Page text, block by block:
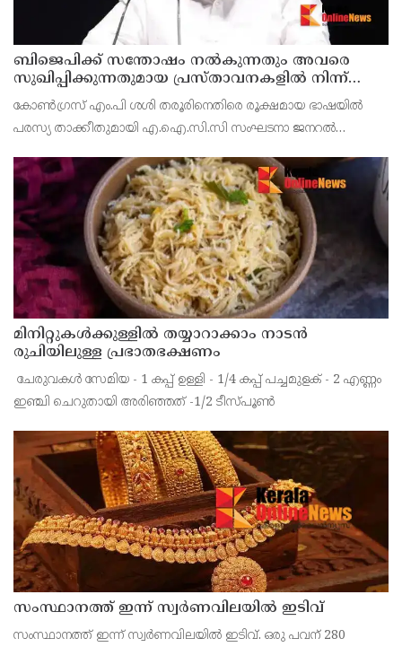
ബിജെപിക്ക് സന്തോഷം നൽകുന്നതും അവരെ
സുഖിപ്പിക്കുന്നതുമായ പ്രസ്താവനകളിൽ നിന്ന്
കോൺഗ്രസ് നേതാക്കൾ ഒഴിഞ്ഞുമാറണം ; ശശി
തരൂരിനെതിരെ കെ.സി. വേണുഗോപാൽ
കോൺഗ്രസ് എം.പി ശശി തരൂരിനെതിരെ രൂക്ഷമായ ഭാഷയിൽ
പരസ്യ താക്കീതുമായി എ.ഐ.സി.സി സംഘടനാ ജനറൽ
നൽകുന്നതും അവരെ സുഖിപ്പിക്കുന്നതുമായ പ്രസ്താവനകളിൽ
നിന്ന് കോൺഗ്
മിനിറ്റുകൾക്കുള്ളിൽ തയ്യാറാക്കാം നാടൻ
രുചിയിലുള്ള പ്രഭാതഭക്ഷണം
‌ ചേരുവകൾ സേമിയ - 1 കപ്പ്‌ ഉള്ളി - 1/4 കപ്പ്‌ പച്ചമുളക് - 2 എണ്ണം
ഇഞ്ചി ചെറുതായി അരിഞ്ഞത് -1/2 ടീസ്പൂൺ
സംസ്ഥാനത്ത് ഇന്ന് സ്വർണവിലയിൽ ഇടിവ്
സംസ്ഥാനത്ത് ഇന്ന് സ്വർണവിലയിൽ ഇടിവ്. ഒരു പവന് 280